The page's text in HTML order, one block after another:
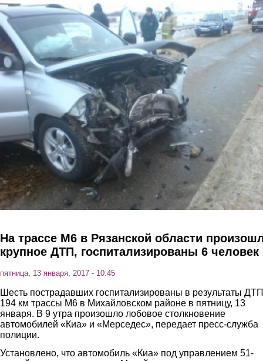
Перейти к основному содержанию
На трассе М6 в Рязанской области
крупное ДТП, госпитализированы 6 человек
пятница, 13 января, 2017 - 10:45
Шесть пострадавших госпитализированы в результаты
194 км трассы М6 в Михайловском районе в пятницу, 13
января. В 9 утра произошло лобовое столкновение
автомобилей «Киа» и «Мерседес», передает пресс-служба
полиции.
Установлено, что автомобиль «Киа» под управлением 51-